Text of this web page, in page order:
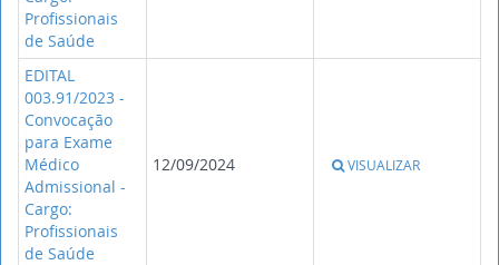
Profissionais
de Saúde
EDITAL
003.91/2023 -
Convocação
para Exame
Médico
Admissional -
Cargo:
Profissionais
de Saúde
12/09/2024 VISUALIZAR